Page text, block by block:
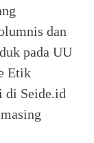
dan
pada UU
Etik
di Seide.id